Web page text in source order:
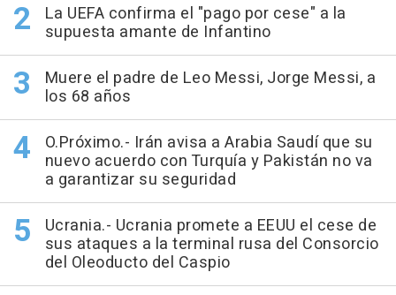
La UEFA confirma el "pago por cese" a la
supuesta amante de Infantino
Muere el padre de Leo Messi, Jorge Messi, a
los 68 años
O.Próximo.- Irán avisa a Arabia Saudí que su
nuevo acuerdo con Turquía y Pakistán no va
a garantizar su seguridad
Ucrania.- Ucrania promete a EEUU el cese de
sus ataques a la terminal rusa del Consorcio
del Oleoducto del Caspio